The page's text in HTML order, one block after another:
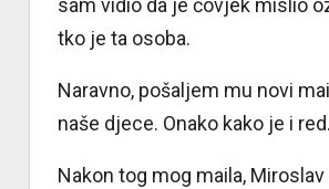
sam vidio da je čovjek mislio
tko je ta osoba.
Naravno, pošaljem mu novi
naše djece. Onako kako je i red.
Nakon tog mog maila,